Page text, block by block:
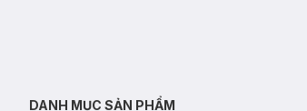
DANH MỤC SẢN PHẨM